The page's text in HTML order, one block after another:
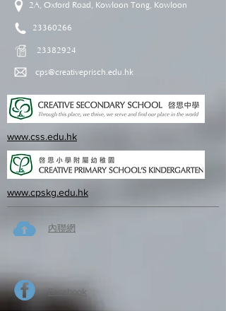
2A, Oxford Road, Kowloon Tong, Kowloon
23360266
23382924
cps@creativeprisch.edu.hk
www.css.edu.hk
www.cpskg.edu.hk
內聯網
Facebook